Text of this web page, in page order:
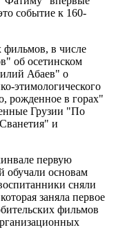
событие к 160-
фильмов, в числе
об осетинском
Абаев" о
этимологического
рожденное в горах"
Грузии "По
и
первую
обучали основам
сняли
заняла первое
фильмов